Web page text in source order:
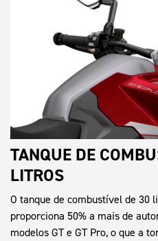
TANQUE DE
LITROS
O tanque de combustível de 30
proporciona 50% a mais de
modelos GT e GT Pro, o que a